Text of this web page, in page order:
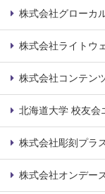
株式会社グローカ
株式会社ライトウ
株式会社コンテン
北海道大学 校友会
株式会社彫刻プラ
株式会社オンデー